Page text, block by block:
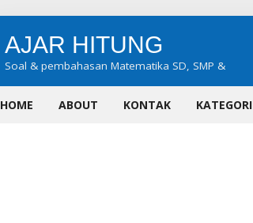
AJAR HITUNG
Soal & pembahasan Matematika SD, SMP &
HOME ABOUT KONTAK KATEGORI